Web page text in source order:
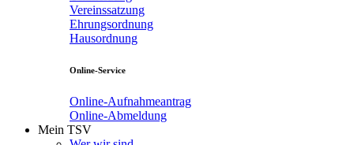
Vereinssatzung
Ehrungsordnung
Hausordnung
Online-Service
Online-Aufnahmeantrag
Online-Abmeldung
Mein TSV